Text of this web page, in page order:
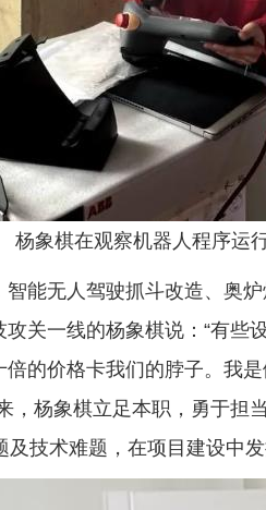
杨象棋在观察机器人程序运
智能无人驾驶抓斗改造、奥
关一线的杨象棋说：“有些
的价格卡我们的脖子。我
，杨象棋立足本职，勇于担
技术难题，在项目建设中发